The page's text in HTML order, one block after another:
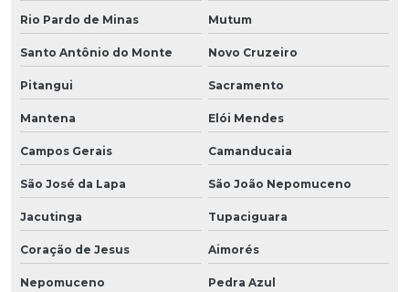
Rio Pardo de Minas Mutum
Santo Antônio do Monte Novo Cruzeiro
Pitangui Sacramento
Mantena Elói Mendes
Campos Gerais Camanducaia
São José da Lapa São João Nepomuceno
Jacutinga Tupaciguara
Coração de Jesus Aimorés
Nepomuceno Pedra Azul